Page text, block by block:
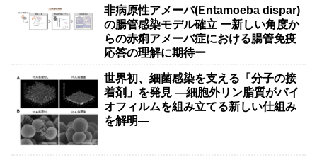
非病原性アメーバ(Entamoeba dispar)
の腸管感染モデル確立 ー新しい角度か
らの赤痢アメーバ症における腸管免疫
応答の理解に期待ー
世界初、細菌感染を支える「分子の接
着剤」を発見 ―細胞外リン脂質がバイ
オフィルムを組み立てる新しい仕組み
を解明―